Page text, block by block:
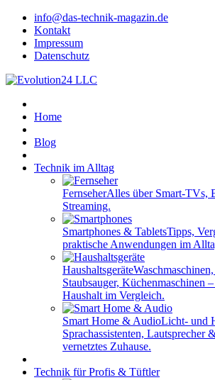
info@das-technik-magazin.de
Kontakt
Impressum
Datenschutz
Home
Blog
Technik im Alltag
FernseherAlles über Smart-TVs,
Streaming.
Smartphones & TabletsTipps,
praktische Anwendungen im
Haushaltsgeräte
Staubsauger, Küchenmaschinen
Haushalt im Vergleich.
Smart Home & AudioLicht- und
Sprachassistenten, Lautsprecher
vernetztes Zuhause.
Technik für Profis & Tüftler